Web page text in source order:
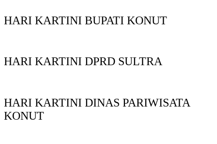
HARI KARTINI BUPATI KONUT
HARI KARTINI DPRD SULTRA
HARI KARTINI DINAS PARIWISATA
KONUT